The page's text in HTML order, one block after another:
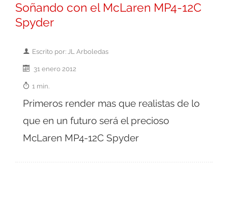
Soñando con el McLaren MP4-12C
Spyder
Escrito por: JL Arboledas
31 enero 2012
1 min.
Primeros render mas que realistas de lo
que en un futuro será el precioso
McLaren MP4-12C Spyder